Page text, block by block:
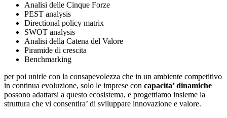
Analisi delle Cinque Forze
PEST analysis
Directional policy matrix
SWOT analysis
Analisi della Catena del Valore
Piramide di crescita
Benchmarking
per poi unirle con la consapevolezza che in un ambiente competitivo
in continua evoluzione, solo le imprese con capacita’ dinamiche
possono adattarsi a questo ecosistema, e progettiamo insieme la
struttura che vi consentira’ di sviluppare innovazione e valore.